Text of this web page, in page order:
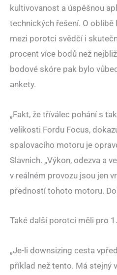
kultivovanost a úspěšnou
technických řešení. O
mezi porotci svědčí i
procent více bodů než
bodové skóre pak bylo
ankety.
„Fakt, že tříválec pohání s
velikosti Fordu Focus,
spalovacího motoru je
Slavnich. „Výkon, odezva a
v reálném provozu jsou jen
předností tohoto motoru.
Také další porotci měli pro
„Je-li downsizing cesta
příklad než tento. Má stejný